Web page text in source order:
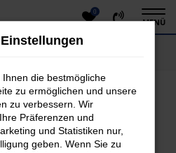
0
MENÜ
Error
aufgetreten.
die bestmögliche
zu ermöglichen und unsere
zu verbessern. Wir
Präferenzen und
und Statistiken nur,
geben. Wenn Sie zu